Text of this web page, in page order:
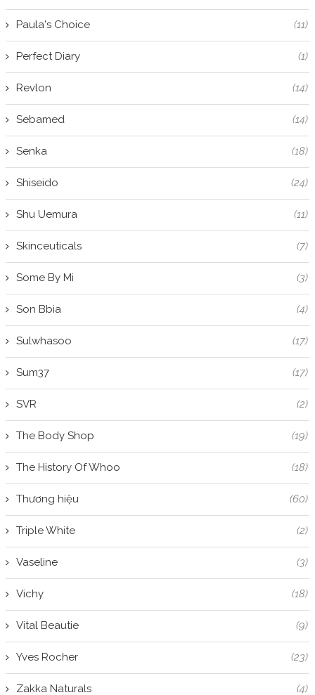
Paula's Choice (11)
Perfect Diary (1)
Revlon (14)
Sebamed (14)
Senka (18)
Shiseido (24)
Shu Uemura (11)
Skinceuticals (7)
Some By Mi (3)
Son Bbia (4)
Sulwhasoo (17)
Sum37 (17)
SVR (2)
The Body Shop (19)
The History Of Whoo (18)
Thương hiệu (60)
Triple White (2)
Vaseline (3)
Vichy (18)
Vital Beautie (9)
Yves Rocher (23)
Zakka Naturals (4)